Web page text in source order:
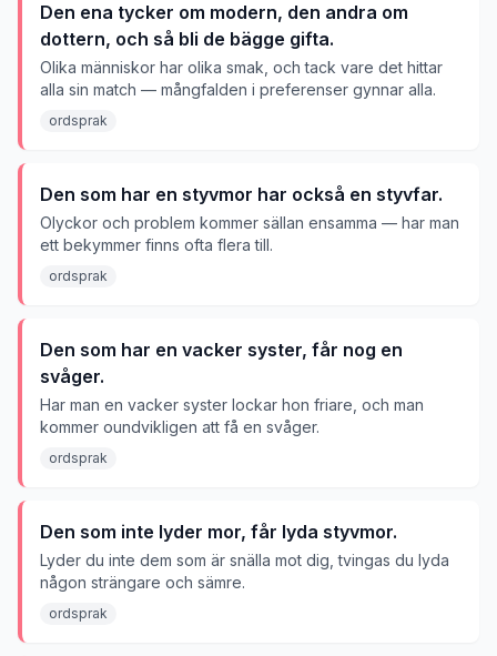
Den ena tycker om modern, den andra om
dottern, och så bli de bägge gifta.
Olika människor har olika smak, och tack vare det hittar
alla sin match — mångfalden i preferenser gynnar alla.
ordsprak
Den som har en styvmor har också en styvfar.
Olyckor och problem kommer sällan ensamma — har man
ett bekymmer finns ofta flera till.
ordsprak
Den som har en vacker syster, får nog en
svåger.
Har man en vacker syster lockar hon friare, och man
kommer oundvikligen att få en svåger.
ordsprak
Den som inte lyder mor, får lyda styvmor.
Lyder du inte dem som är snälla mot dig, tvingas du lyda
någon strängare och sämre.
ordsprak